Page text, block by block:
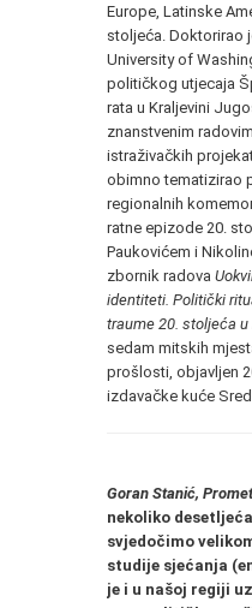
Europe, Latinske
stoljeća. Doktorirao
University of
političkog utjecaja
rata u Kraljevini
znanstvenim
istraživačkih
obimno tematizirao
regionalnih
ratne epizode 20.
Paukovićem i
zbornik radova
identiteti. Politički
traume 20. stoljeća
sedam mitskih
prošlosti, objavljen
izdavačke kuće
Goran Stanić,
nekoliko
svjedočimo
studije sjećanja
je i u našoj regiji